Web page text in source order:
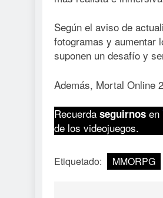
Según el aviso de
fotogramas y aumentar
suponen un desafío y
Además, Mortal Online
Recuerda seguirnos en
de los videojuegos.
Etiquetado: MMORPG